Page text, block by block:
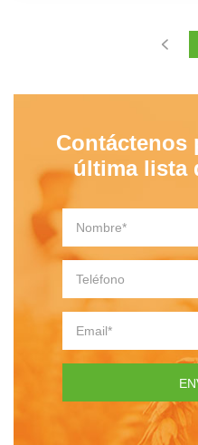
Contáctenos
última lista